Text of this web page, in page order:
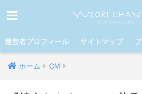
運営者プロフィール サイトマップ
ホーム CM